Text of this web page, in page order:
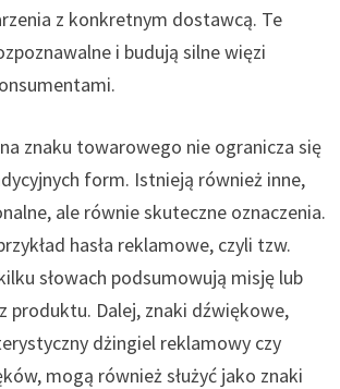
z konkretnym dostawcą. Te
i budują silne więzi
znaku towarowego nie ogranicza się
form. Istnieją również inne,
ale równie skuteczne oznaczenia.
hasła reklamowe, czyli tzw.
słowach podsumowują misję lub
produktu. Dalej, znaki dźwiękowe,
dżingiel reklamowy czy
mogą również służyć jako znaki